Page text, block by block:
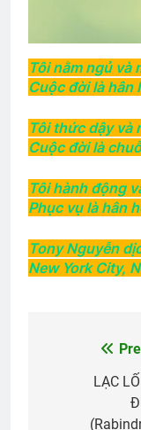
2
3
1
Tôi nằm ngủ và
Cuộc đời là hân
Tôi thức dậy và
Cuộc đời là
Tôi hành động
Phục vụ là hân
Tony Nguyễn
New York City,
LẠC